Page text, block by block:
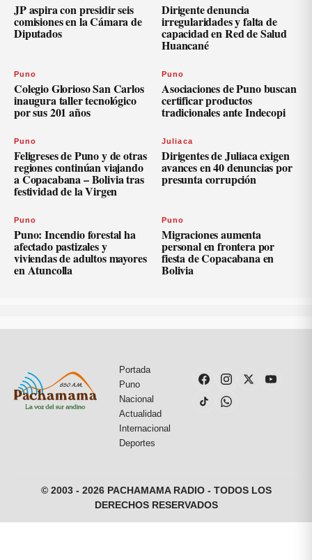
JP aspira con presidir seis
comisiones en la Cámara de
Diputados
Dirigente denuncia
irregularidades y falta de
capacidad en Red de Salud
Huancané
Puno
Colegio Glorioso San Carlos
inaugura taller tecnológico
por sus 201 años
Puno
Asociaciones de Puno buscan
certificar productos
tradicionales ante Indecopi
Puno
Feligreses de Puno y de otras
regiones continúan viajando
a Copacabana – Bolivia tras
festividad de la Virgen
Juliaca
Dirigentes de Juliaca exigen
avances en 40 denuncias por
presunta corrupción
Puno
Puno: Incendio forestal ha
afectado pastizales y
viviendas de adultos mayores
en Atuncolla
Puno
Migraciones aumenta
personal en frontera por
fiesta de Copacabana en
Bolivia
Portada
Puno
Nacional
Actualidad
Internacional
Deportes
© 2003 - 2026 PACHAMAMA RADIO - TODOS LOS
DERECHOS RESERVADOS